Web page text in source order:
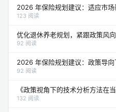
2026 年保险规划建议：适应市场
123 阅读
优化退休养老规划，紧跟政策风向
92 阅读
2026 年保险规划建议：政策导
92 阅读
《政策视角下的技术分析方法在
132 阅读